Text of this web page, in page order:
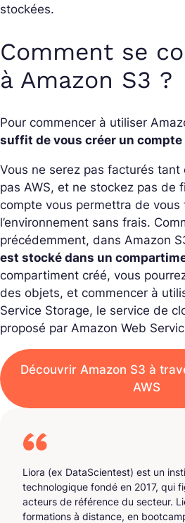
stockées.
Comment se
à Amazon S3 ?
Pour commencer à utiliser
suffit de vous créer un compte
Vous ne serez pas facturés tant
pas AWS, et ne stockez pas de
compte vous permettra de vous
l’environnement sans frais.
précédemment, dans Amazon
est stocké dans un
compartiment créé, vous
des objets, et commencer à
Service Storage, le service de
proposé par Amazon Web
Découvrir Amazon S3 à
AWS
Liora (ex DataScientest) est un
technologique fondé en 2017, qui
acteurs de référence du secteur.
formations à distance, en